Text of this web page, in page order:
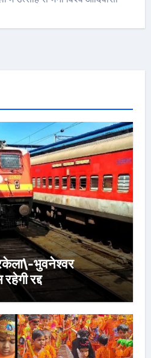
भुवनेश्वर
रद्द